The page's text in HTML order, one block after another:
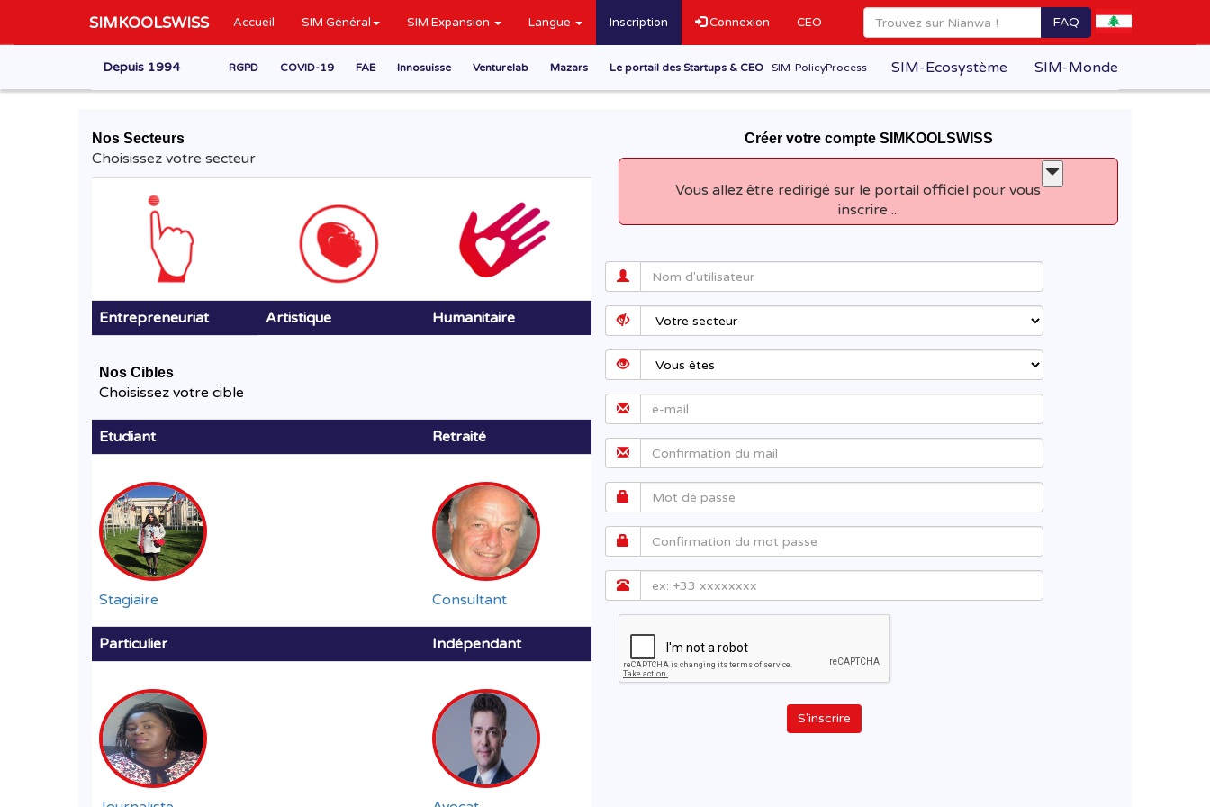
SIMKOOLSWISS Accueil SIM Général SIM Expansion Langue Inscription Connexion CEO FAQ
Depuis 1994 SIM-Monde
SIM-Ecosystème
SIM-PolicyProcess
Le portail des Startups & CEO
Mazars
Venturelab
Innosuisse
FAE
COVID-19
RGPD
Nos Secteurs
Choisissez votre secteur
Entrepreneuriat Artistique Humanitaire
Nos Cibles
Choisissez votre cible
Etudiant Retraité
Stagiaire Consultant
Particulier Indépendant
Créer votre compte SIMKOOLSWISS
Vous allez être redirigé sur le portail officiel pour vous
inscrire ...
S'inscrire